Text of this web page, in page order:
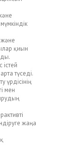
және
қиын
түседі.
үрдісінің
мен
жаңа